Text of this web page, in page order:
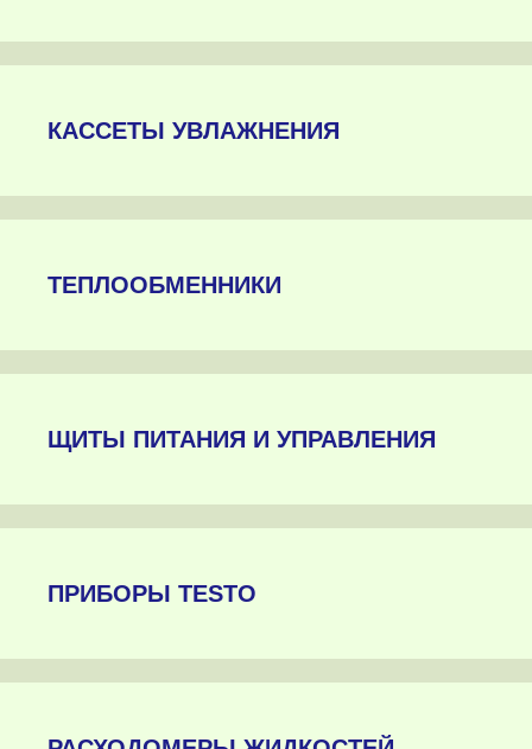
КАССЕТЫ УВЛАЖНЕНИЯ
ТЕПЛООБМЕННИКИ
ЩИТЫ ПИТАНИЯ И УПРАВЛЕНИЯ
ПРИБОРЫ TESTO